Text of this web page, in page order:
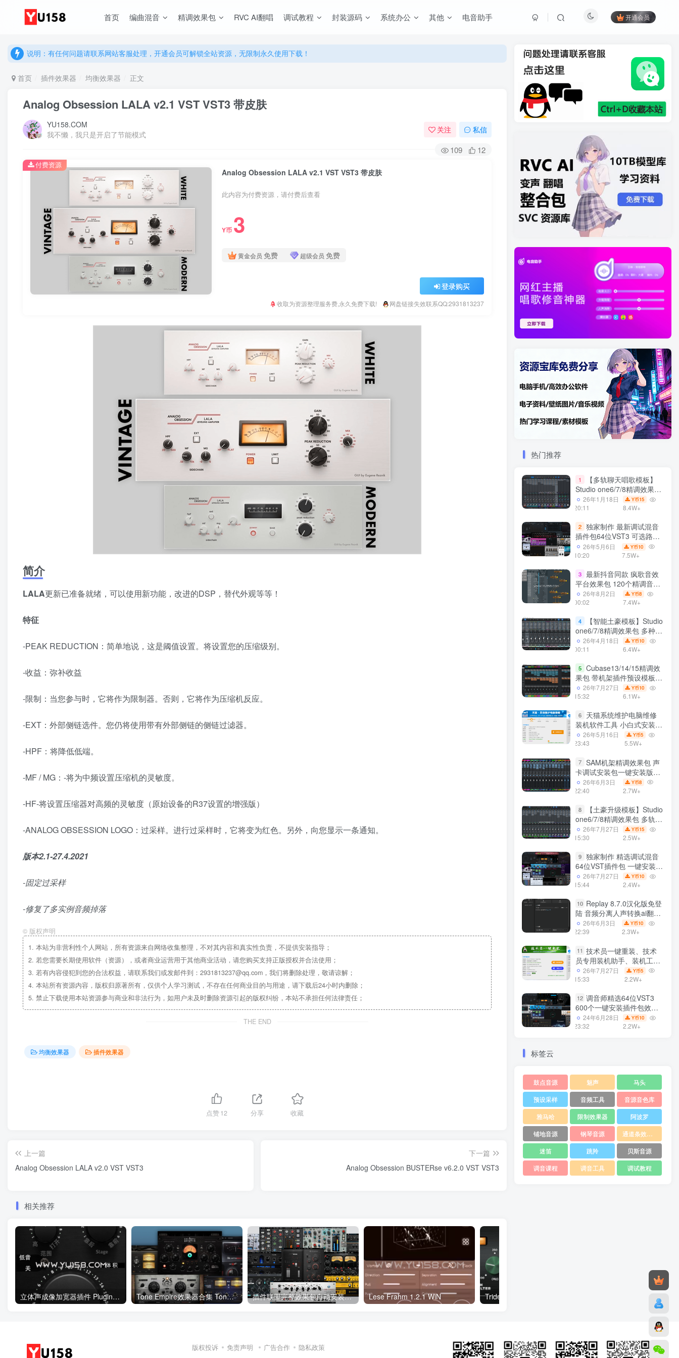
首页 编曲混音 精调效果包 RVC AI翻唱 调试教程 封装源码 系统办公 其他 电音助手 开通会员
说明：有任何问题请联系网站客服处理，开通会员可解锁全站资源，无限制永久使用下载！
说明：有任何问题请联系网站客服处理，开通会员可解锁全站资源，无限制永久使用下载！
首页 插件效果器 均衡效果器 正文
Analog Obsession LALA v2.1 VST VST3 带皮肤
YU158.COM
我不懒，我只是开启了节能模式
关注 私信
109 12
Analog Obsession LALA v2.1 VST VST3 带皮肤
此内容为付费资源，请付费后查看
Y币 3
黄金会员 免费 超级会员 免费
登录购买
收取为资源整理服务费,永久免费下载! 网盘链接失效联系QQ:2931813237
付费资源
简介
LALA更新已准备就绪，可以使用新功能，改进的DSP，替代外观等等！
特征
-PEAK REDUCTION：简单地说，这是阈值设置。将设置您的压缩级别。
-收益：弥补收益
-限制：当您参与时，它将作为限制器。否则，它将作为压缩机反应。
-EXT：外部侧链选件。您仍将使用带有外部侧链的侧链过滤器。
-HPF：将降低低端。
-MF / MG：-将为中频设置压缩机的灵敏度。
-HF-将设置压缩器对高频的灵敏度（原始设备的R37设置的增强版）
-ANALOG OBSESSION LOGO：过采样。进行过采样时，它将变为红色。另外，向您显示一条通知。
版本2.1-27.4.2021
-固定过采样
-修复了多实例音频掉落
© 版权声明
1. 本站为非营利性个人网站，所有资源来自网络收集整理，不对其内容和真实性负责，不提供安装指导；
2. 若您需要长期使用软件（资源），或者商业运营用于其他商业活动，请您购买支持正版授权并合法使用；
3. 若有内容侵犯到您的合法权益，请联系我们或发邮件到：2931813237@qq.com，我们将删除处理，敬请谅解；
4. 本站所有资源内容，版权归原著所有，仅供个人学习测试，不存在任何商业目的与用途，请下载后24小时内删除；
5. 禁止下载使用本站资源参与商业和非法行为，如用户未及时删除资源引起的版权纠纷，本站不承担任何法律责任；
THE END
均衡效果器 插件效果器
点赞12 分享 收藏
上一篇
Analog Obsession LALA v2.0 VST VST3
下一篇
Analog Obsession BUSTERse v6.2.0 VST VST3
相关推荐
立体声成像加宽器插件 Plugin Alliance 汉化版- SPL BiG v1.0.0 WiN Tone Empire效果器合集 Tone Empire Plugins Bundle Complete 2023.07 WIN 插件联盟完整效果包自动安装版 Plugin Alliance ALL Bundle 2023 10.11.2023 WIN Lese Frahm 1.2.1 WiN
热门推荐
1
【多轨聊天唱歌模板】
Studio one6/7/8精调效果包
多种效果模式 声卡调试好直
播预设模板
26年1月18日
20:11
Y币15
8.4W+
2 独家制作 最新调试混音
插件包64位VST3 可选路径
一键安装550个效果器合集
v3.0 WiN 支持定制
26年5月6日
10:20
Y币10
7.5W+
3 最新抖音同款 疯歌音效
平台效果包 120个精调音效
包+软件自带170个音效
+600个插件 带安装教程全
26年8月2日
00:02
Y币8
7.4W+
4
【智能土豪模板】Studio
one6/7/8精调效果包 多种效
果模式可选 声卡调试好预设
带插件全套文件
26年4月18日
00:11
Y币10
6.4W+
5 Cubase13/14/15精调效
果包 带机架插件预设模板
声卡调试好效果工程文件
26年7月27日
15:32
Y币10
6.1W+
6
天猫系统维护电脑维修
装机软件工具 小白式安装
完全一键安装系统 电脑系统
装机软件 一键重装系统
26年5月16日
23:43
Y币5
5.5W+
7 SAM机架精调效果包 声
卡调试安装包一键安装版模
板 带插件预设效果文件
26年6月3日
22:40
Y币8
2.7W+
8
【土豪升级模板】Studio
one6/7/8精调效果包 多轨道
效果模式可选 声卡调试好预
设模板 带插件全套文件
26年7月27日
15:30
Y币15
2.5W+
9 独家制作 精选调试混音
64位VST插件包 一键安装
600个效果器合集v2.0 WiN
支持定制
26年7月27日
15:44
Y币10
2.4W+
10 Replay 8.7.0汉化版免登
陆 音频分离人声转换ai翻唱
支持50系显卡 一键安装
WiN
26年6月3日
22:39
Y币10
2.3W+
11 技术员一键重装、技术
员专用装机助手、装机工
具、电脑系统装机软件丶一
键安装系统
26年7月27日
15:33
Y币5
2.2W+
12 调音师精选64位VST3
600个一键安装插件包效果
器集合10G WiN
24年6月28日
23:32
Y币10
2.2W+
标签云
鼓点音源 魅声
马头
预设采样
音频工具
音源音色库
雅马哈
限制效果器
阿波罗
铺地音源
钢琴音源
通道条效果器
迷笛
跳羚
贝斯音源
调音课程
调音工具 调试教程
版权投诉 免责声明 广告合作 隐私政策